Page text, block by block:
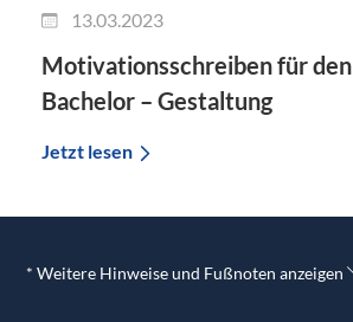
13.03.2023
Motivationsschreiben für den
Bachelor – Gestaltung
Jetzt lesen
* Weitere Hinweise und Fußnoten anzeigen